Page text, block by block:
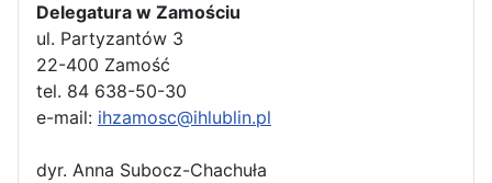
Delegatura w Zamościu
ul. Partyzantów 3
22-400 Zamość
tel. 84 638-50-30
e-mail: ihzamosc@ihlublin.pl
dyr. Anna Subocz-Chachuła